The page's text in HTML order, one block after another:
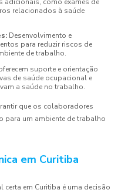
relacionados à saúde
Desenvolvimento e
para reduzir riscos de
de trabalho.
suporte e orientação
de saúde ocupacional e
a saúde no trabalho.
que os colaboradores
para um ambiente de trabalho
em Curitiba
em Curitiba é uma decisão